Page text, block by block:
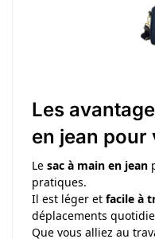
Les
en jean pour
Le sac à main en jean
pratiques.
Il est léger et facile à
déplacements
Que vous alliez au